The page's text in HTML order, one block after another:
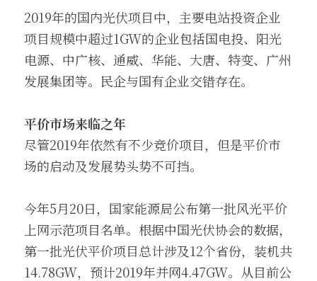
2019年的国内光伏项目中，主要电站投资企业
项目规模中超过1GW的企业包括国电投、阳光
电源、中广核、通威、华能、大唐、特变、广州
发展集团等。民企与国有企业交错存在。
平价市场来临之年
尽管2019年依然有不少竞价项目，但是平价市
场的启动及发展势头势不可挡。
今年5月20日，国家能源局公布第一批风光平价
上网示范项目名单。根据中国光伏协会的数据，
第一批光伏平价项目总计涉及12个省份，装机共
14.78GW，预计2019年并网4.47GW。从目前公